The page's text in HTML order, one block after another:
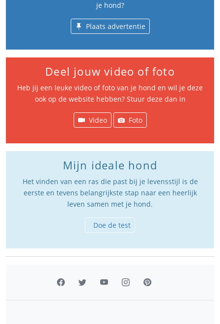
je hond?
Plaats advertentie
Deel jouw video of foto
Heb jij een leuke video of foto van je hond en wil je deze
ook op de website hebben? Stuur deze dan in
Video Foto
Mijn ideale hond
Het vinden van een ras die past bij je levensstijl is de
eerste en tevens belangrijkste stap naar een heerlijk
leven samen met je hond.
Doe de test